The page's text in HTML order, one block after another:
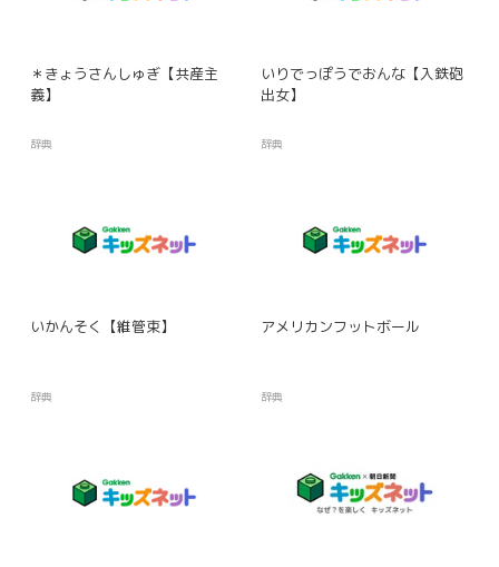
＊きょうさんしゅぎ【共産主
義】
辞典
いりでっぽうでおんな【入鉄砲
出女】
辞典
いかんそく【維管束】
辞典
アメリカンフットボール
辞典